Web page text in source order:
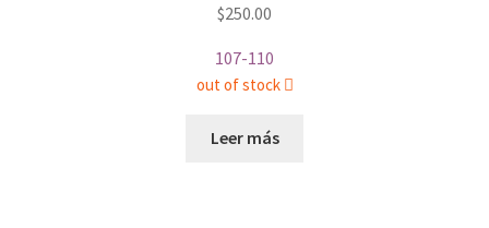
$250.00
107-110
out of stock
Leer más